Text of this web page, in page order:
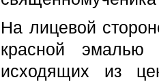
На лицевой
красной эмалью
исходящих из